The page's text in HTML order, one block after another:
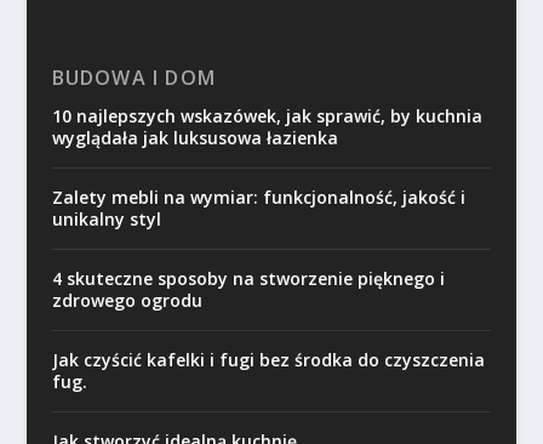
BUDOWA I DOM
10 najlepszych wskazówek, jak sprawić, by kuchnia
wyglądała jak luksusowa łazienka
Zalety mebli na wymiar: funkcjonalność, jakość i
unikalny styl
4 skuteczne sposoby na stworzenie pięknego i
zdrowego ogrodu
Jak czyścić kafelki i fugi bez środka do czyszczenia
fug.